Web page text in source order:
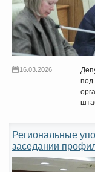
16.03.2026
под
Региональные
заседании